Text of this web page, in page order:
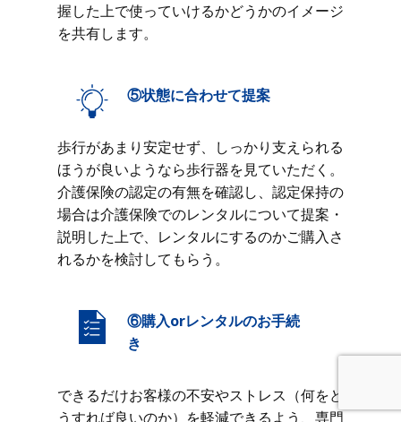
握した上で使っていけるかどうかのイメージ
を共有します。
⑤状態に合わせて提案
歩行があまり安定せず、しっかり支えられる
ほうが良いようなら歩行器を見ていただく。
介護保険の認定の有無を確認し、認定保持の
場合は介護保険でのレンタルについて提案・
説明した上で、レンタルにするのかご購入さ
れるかを検討してもらう。
⑥購入orレンタルのお手続
き
できるだけお客様の不安やストレス（何をど
うすれば良いのか）を軽減できるよう、専門